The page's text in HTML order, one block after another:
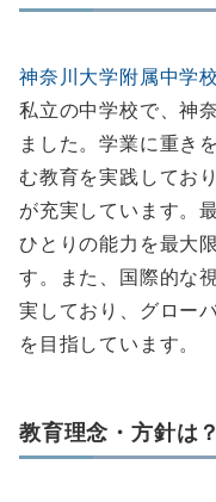
神奈川大学附属中学校
私立の中学校で、神
ました。学業に重き
む教育を実践してお
が充実しています。
ひとりの能力を最大
す。また、国際的な
実しており、グロー
を目指しています。
教育理念・方針は